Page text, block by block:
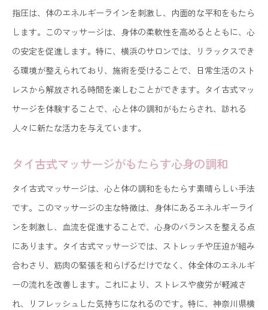
い体験
タイ古式マッサージの深遠なアプローチを横浜で
横浜のタイ古式マッサージ、ひとりひとりに合わ
せた施術
タイ古式マッサージが横浜で提供する心と体の究極の
安らぎ
横浜でのタイ古式マッサージ、心の浄化と体のリ
タイ古式マッサージの究極の安らぎを横浜で堪能
する
心身のリセットを叶える横浜のタイ古式マッサー
ジ
指圧は、体のエネルギーラインを刺激し、内面的な平和をもたら
します。このマッサージは、身体の柔軟性を高めるとともに、心
の安定を促進します。特に、横浜のサロンでは、リラックスでき
る環境が整えられており、施術を受けることで、日常生活のスト
レスから解放される時間を楽しむことができます。タイ古式マッ
サージを体験することで、心と体の調和がもたらされ、訪れる
人々に新たな活力を与えています。
タイ古式マッサージがもたらす心身の調和
タイ古式マッサージは、心と体の調和をもたらす素晴らしい手法
です。このマッサージの主な特徴は、身体にあるエネルギーライ
ンを刺激し、血流を促進することで、心身のバランスを整える点
にあります。タイ古式マッサージでは、ストレッチや圧迫が組み
合わさり、筋肉の緊張を和らげるだけでなく、体全体のエネルギ
ーの流れを改善します。これにより、ストレスや疲労が軽減さ
れ、リフレッシュした気持ちになれるのです。特に、神奈川県横